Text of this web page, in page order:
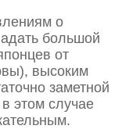
о
большой
от
высоким
заметной
этом случае